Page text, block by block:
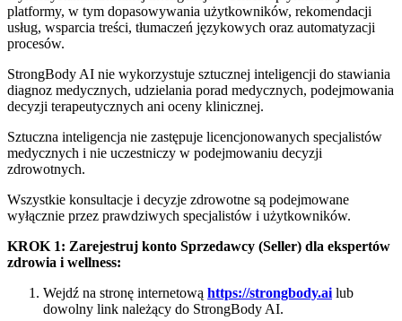
platformy, w tym dopasowywania użytkowników, rekomendacji
usług, wsparcia treści, tłumaczeń językowych oraz automatyzacji
procesów.
StrongBody AI nie wykorzystuje sztucznej inteligencji do stawiania
diagnoz medycznych, udzielania porad medycznych, podejmowania
decyzji terapeutycznych ani oceny klinicznej.
Sztuczna inteligencja nie zastępuje licencjonowanych specjalistów
medycznych i nie uczestniczy w podejmowaniu decyzji
zdrowotnych.
Wszystkie konsultacje i decyzje zdrowotne są podejmowane
wyłącznie przez prawdziwych specjalistów i użytkowników.
KROK 1: Zarejestruj konto Sprzedawcy (Seller) dla ekspertów
zdrowia i wellness:
Wejdź na stronę internetową https://strongbody.ai lub
dowolny link należący do StrongBody AI.